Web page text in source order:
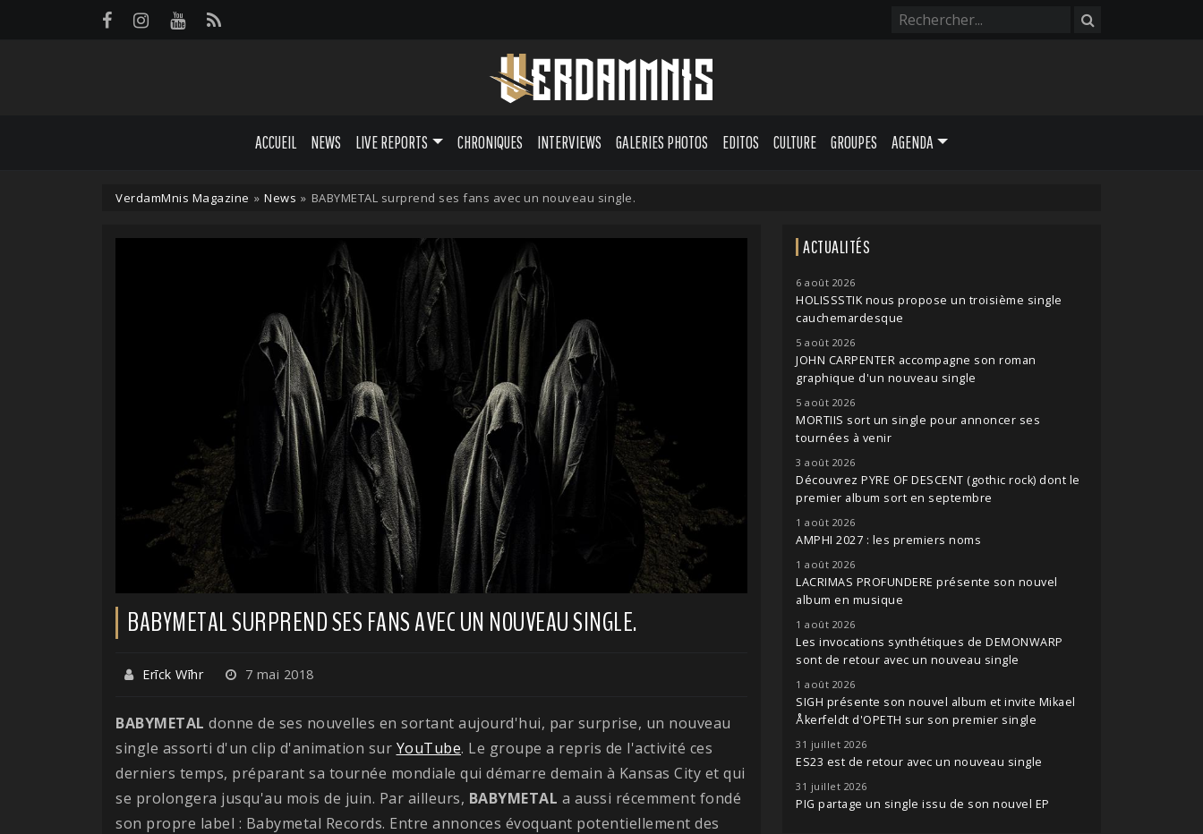
ACCUEIL NEWS LIVE REPORTS CHRONIQUES INTERVIEWS GALERIES PHOTOS EDITOS CULTURE GROUPES AGENDA
VerdamMnis Magazine » News » BABYMETAL surprend ses fans avec un nouveau single.
BABYMETAL SURPREND SES FANS AVEC UN NOUVEAU SINGLE.
Erīck Wīhr 7 mai 2018
BABYMETAL donne de ses nouvelles en sortant aujourd'hui, par surprise, un nouveau
single assorti d'un clip d'animation sur YouTube. Le groupe a repris de l'activité ces
derniers temps, préparant sa tournée mondiale qui démarre demain à Kansas City et qui
se prolongera jusqu'au mois de juin. Par ailleurs, BABYMETAL a aussi récemment fondé
son propre label : Babymetal Records. Entre annonces évoquant potentiellement des
ACTUALITÉS
6 août 2026
HOLISSSTIK nous propose un troisième single
cauchemardesque
5 août 2026
JOHN CARPENTER accompagne son roman
graphique d'un nouveau single
5 août 2026
MORTIIS sort un single pour annoncer ses
tournées à venir
3 août 2026
Découvrez PYRE OF DESCENT (gothic rock) dont le
premier album sort en septembre
1 août 2026
AMPHI 2027 : les premiers noms
1 août 2026
LACRIMAS PROFUNDERE présente son nouvel
album en musique
1 août 2026
Les invocations synthétiques de DEMONWARP
sont de retour avec un nouveau single
1 août 2026
SIGH présente son nouvel album et invite Mikael
Åkerfeldt d'OPETH sur son premier single
31 juillet 2026
ES23 est de retour avec un nouveau single
31 juillet 2026
PIG partage un single issu de son nouvel EP
Panneau de gestion des cookies